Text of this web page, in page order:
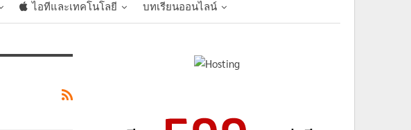
ไอทีและเทคโนโลยี บทเรียนออนไลน์